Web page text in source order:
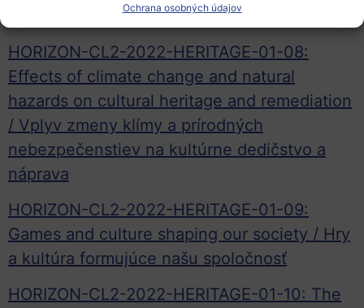
Ochrana osobných údajov
antropogénnymi hrozbami
HORIZON-CL2-2022-HERITAGE-01-08:
Effects of climate change and natural
hazards on cultural heritage and remediation
/ Vplyv zmeny klímy a prírodných
nebezpečenstiev na kultúrne dedičstvo a
náprava
HORIZON-CL2-2022-HERITAGE-01-09:
Games and culture shaping our society / Hry
a kultúra formujúce našu spoločnosť
HORIZON-CL2-2022-HERITAGE-01-10: The